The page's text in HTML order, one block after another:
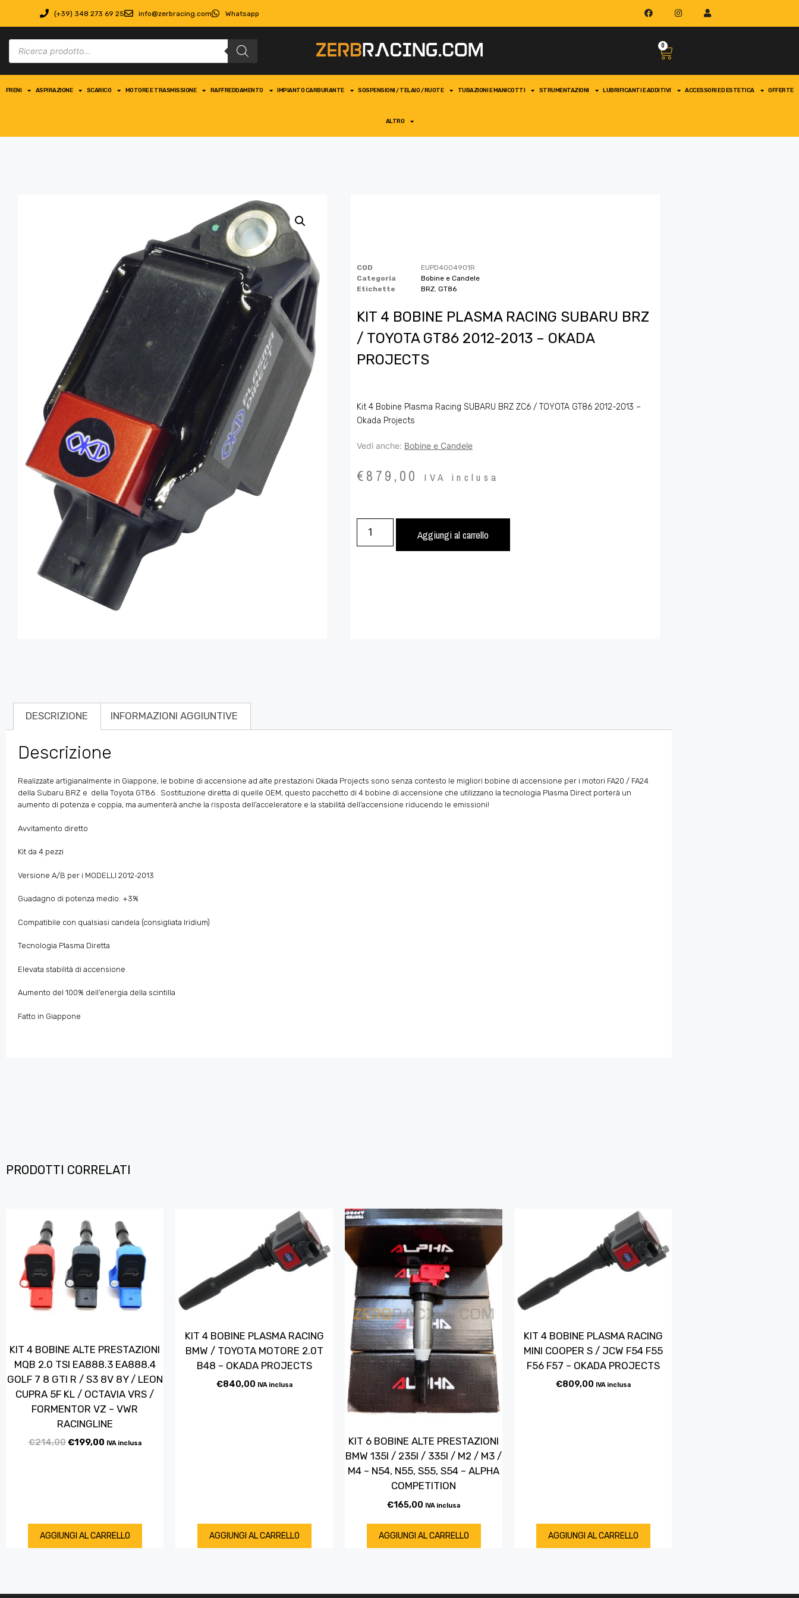
(+39) 348 273 69 25 info@zerbracing.com Whatsapp
0
FRENI ASPIRAZIONE SCARICO MOTORE E TRASMISSIONE RAFFREDDAMENTO IMPIANTO CARBURANTE SOSPENSIONI / TELAIO / RUOTE TUBAZIONI E MANICOTTI STRUMENTAZIONI LUBRIFICANTI E ADDITIVI ACCESSORI ED ESTETICA OFFERTE
ALTRO
COD
EUPD4004901R
Categoria
Bobine e Candele
Etichette
BRZ GT86
KIT 4 BOBINE PLASMA RACING SUBARU BRZ
/ TOYOTA GT86 2012-2013 – OKADA
PROJECTS
Kit 4 Bobine Plasma Racing SUBARU BRZ ZC6 / TOYOTA GT86 2012-2013 –
Okada Projects
Vedi anche: Bobine e Candele
€879,00 IVA inclusa
Aggiungi al carrello
DESCRIZIONE INFORMAZIONI AGGIUNTIVE
Descrizione
Realizzate artigianalmente in Giappone, le bobine di accensione ad alte prestazioni Okada Projects sono senza contesto le migliori bobine di accensione per i motori FA20 / FA24
della Subaru BRZ e della Toyota GT86 . Sostituzione diretta di quelle OEM, questo pacchetto di 4 bobine di accensione che utilizzano la tecnologia Plasma Direct porterà un
aumento di potenza e coppia, ma aumenterà anche la risposta dell’acceleratore e la stabilità dell’accensione riducendo le emissioni!
Avvitamento diretto
Kit da 4 pezzi
Versione A/B per i MODELLI 2012-2013
Guadagno di potenza medio: +3%
Compatibile con qualsiasi candela (consigliata Iridium)
Tecnologia Plasma Diretta
Elevata stabilità di accensione
Aumento del 100% dell’energia della scintilla
Fatto in Giappone
PRODOTTI CORRELATI
KIT 4 BOBINE ALTE PRESTAZIONI
MQB 2.0 TSI EA888.3 EA888.4
GOLF 7 8 GTI R / S3 8V 8Y / LEON
CUPRA 5F KL / OCTAVIA VRS /
FORMENTOR VZ – VWR
RACINGLINE
€214,00€199,00 IVA inclusa
AGGIUNGI AL CARRELLO
KIT 4 BOBINE PLASMA RACING
BMW / TOYOTA MOTORE 2.0T
B48 – OKADA PROJECTS
€840,00 IVA inclusa
AGGIUNGI AL CARRELLO
KIT 6 BOBINE ALTE PRESTAZIONI
BMW 135I / 235I / 335I / M2 / M3 /
M4 – N54, N55, S55, S54 – ALPHA
COMPETITION
€165,00 IVA inclusa
AGGIUNGI AL CARRELLO
KIT 4 BOBINE PLASMA RACING
MINI COOPER S / JCW F54 F55
F56 F57 – OKADA PROJECTS
€809,00 IVA inclusa
AGGIUNGI AL CARRELLO